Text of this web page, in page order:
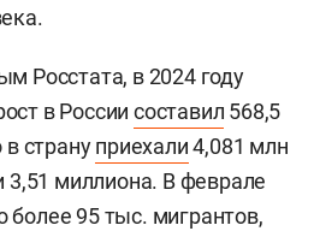
Росстата, в 2024 году
в Россиисоставил 568,5
странуприехали4,081 млн
3,51 миллиона. В феврале
95 тыс. мигрантов,